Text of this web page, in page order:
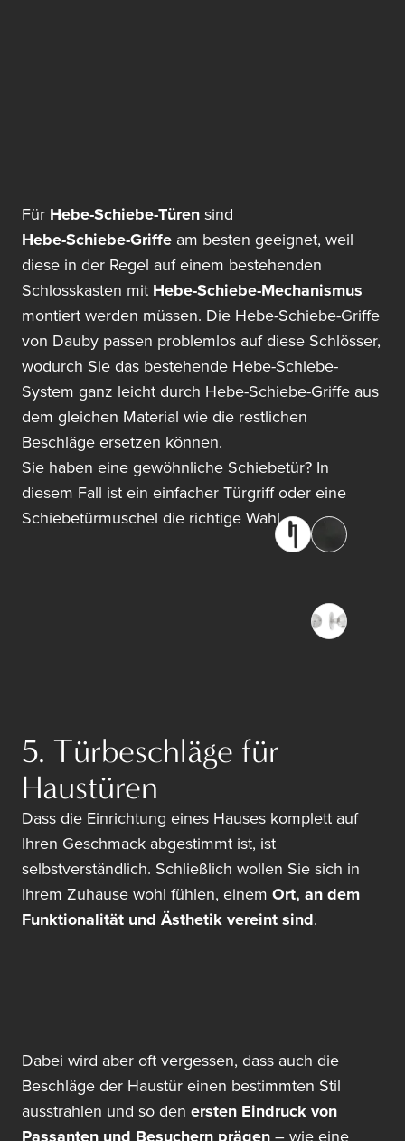
Für Hebe-Schiebe-Türensind
Hebe-Schiebe-Griffe am besten geeignet, weil
diese in der Regel auf einem bestehenden
Schlosskasten mit Hebe-Schiebe-Mechanismus
montiert werden müssen. Die Hebe-Schiebe-Griffe
von Dauby passen problemlos auf diese Schlösser,
wodurch Sie das bestehende Hebe-Schiebe-
System ganz leicht durch Hebe-Schiebe-Griffe aus
dem gleichen Material wie die restlichen
Beschläge ersetzen können.
Sie haben eine gewöhnliche Schiebetür? In
diesem Fall ist ein einfacher Türgriff oder eine
Schiebetürmuschel die richtige Wahl.
5. Türbeschläge für
Haustüren
Dass die Einrichtung eines Hauses komplett auf
Ihren Geschmack abgestimmt ist, ist
selbstverständlich. Schließlich wollen Sie sich in
Ihrem Zuhause wohl fühlen, einem Ort, an dem
Funktionalität und Ästhetik vereint sind.
Dabei wird aber oft vergessen, dass auch die
Beschläge der Haustür einen bestimmten Stil
ausstrahlen und so den ersten Eindruck von